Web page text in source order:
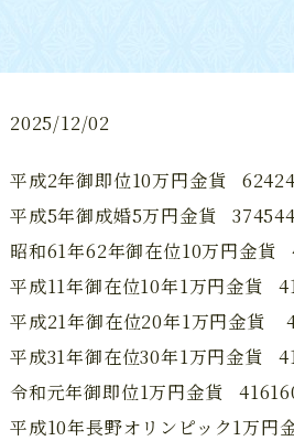
2025/12/02
平成2年御即位10万円金貨
平成5年御成婚5万円金貨 374544
昭和61年62年御在位10万円金貨
平成11年御在位10年1万円金貨
平成21年御在位20年1万円金貨
平成31年御在位30年1万円金貨
令和元年御即位1万円金貨
平成10年長野オリンピック1万円